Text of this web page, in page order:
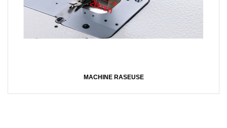
MACHINE RASEUSE